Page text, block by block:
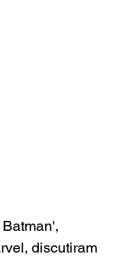
discutiram